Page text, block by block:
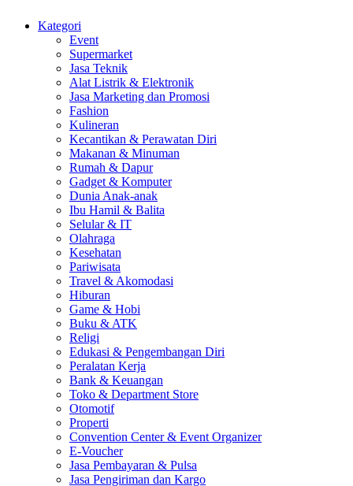
Kategori
Event
Supermarket
Jasa Teknik
Alat Listrik & Elektronik
Jasa Marketing dan Promosi
Fashion
Kulineran
Kecantikan & Perawatan Diri
Makanan & Minuman
Rumah & Dapur
Gadget & Komputer
Dunia Anak-anak
Ibu Hamil & Balita
Selular & IT
Olahraga
Kesehatan
Pariwisata
Travel & Akomodasi
Hiburan
Game & Hobi
Buku & ATK
Religi
Edukasi & Pengembangan Diri
Peralatan Kerja
Bank & Keuangan
Toko & Department Store
Otomotif
Properti
Convention Center & Event Organizer
E-Voucher
Jasa Pembayaran & Pulsa
Jasa Pengiriman dan Kargo